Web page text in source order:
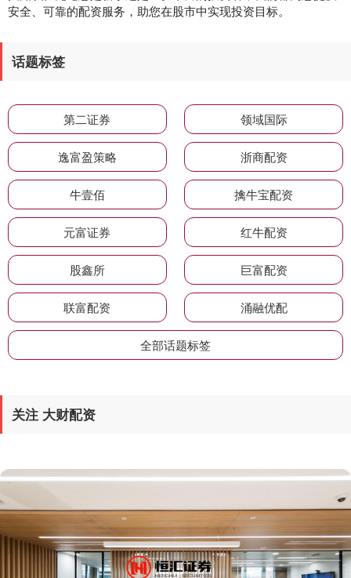
安全、可靠的配资服务，助您在股市中实现投资目标。
话题标签
第二证券 领域国际
逸富盈策略 浙商配资
牛壹佰 擒牛宝配资
元富证券 红牛配资
股鑫所 巨富配资
联富配资 涌融优配
全部话题标签
关注 大财配资